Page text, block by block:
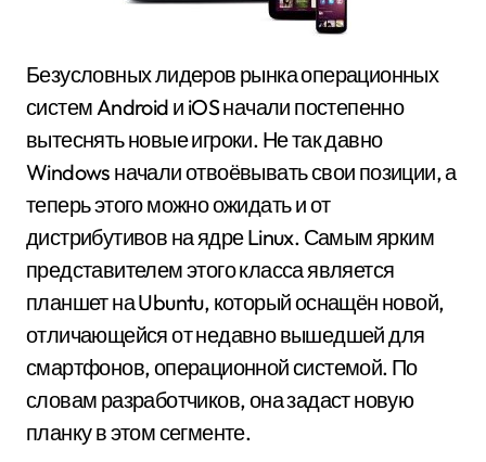
Безусловных лидеров рынка операционных
систем Android и iOS начали постепенно
вытеснять новые игроки. Не так давно
Windows начали отвоёвывать свои позиции, а
теперь этого можно ожидать и от
дистрибутивов на ядре Linux. Самым ярким
представителем этого класса является
планшет на Ubuntu, который оснащён новой,
отличающейся от недавно вышедшей для
смартфонов, операционной системой. По
словам разработчиков, она задаст новую
планку в этом сегменте.